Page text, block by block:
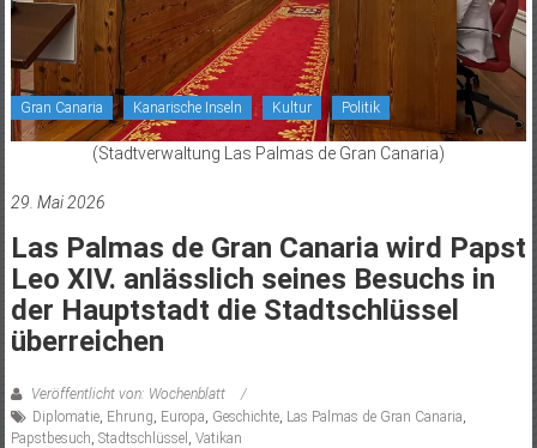
Gran Canaria Kanarische Inseln Kultur Politik
(Stadtverwaltung Las Palmas de Gran Canaria)
29. Mai 2026
Las Palmas de Gran Canaria wird Papst
Leo XIV. anlässlich seines Besuchs in
der Hauptstadt die Stadtschlüssel
überreichen
Veröffentlicht von: Wochenblatt
Diplomatie, Ehrung Europa Geschichte, Las Palmas de Gran Canaria
Papstbesuch Stadtschlüssel Vatikan